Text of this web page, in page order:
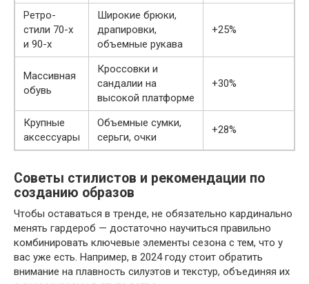
Ретро-
стили 70-х
и 90-х
Широкие брюки,
драпировки,
объемные рукава
+25%
Массивная
обувь
Кроссовки и
сандалии на
высокой платформе
+30%
Крупные
аксессуары
Объемные сумки,
серьги, очки
+28%
Советы стилистов и рекомендации по
созданию образов
Чтобы оставаться в тренде, не обязательно кардинально
менять гардероб — достаточно научиться правильно
комбинировать ключевые элементы сезона с тем, что у
вас уже есть. Например, в 2024 году стоит обратить
внимание на плавность силуэтов и текстур, объединяя их